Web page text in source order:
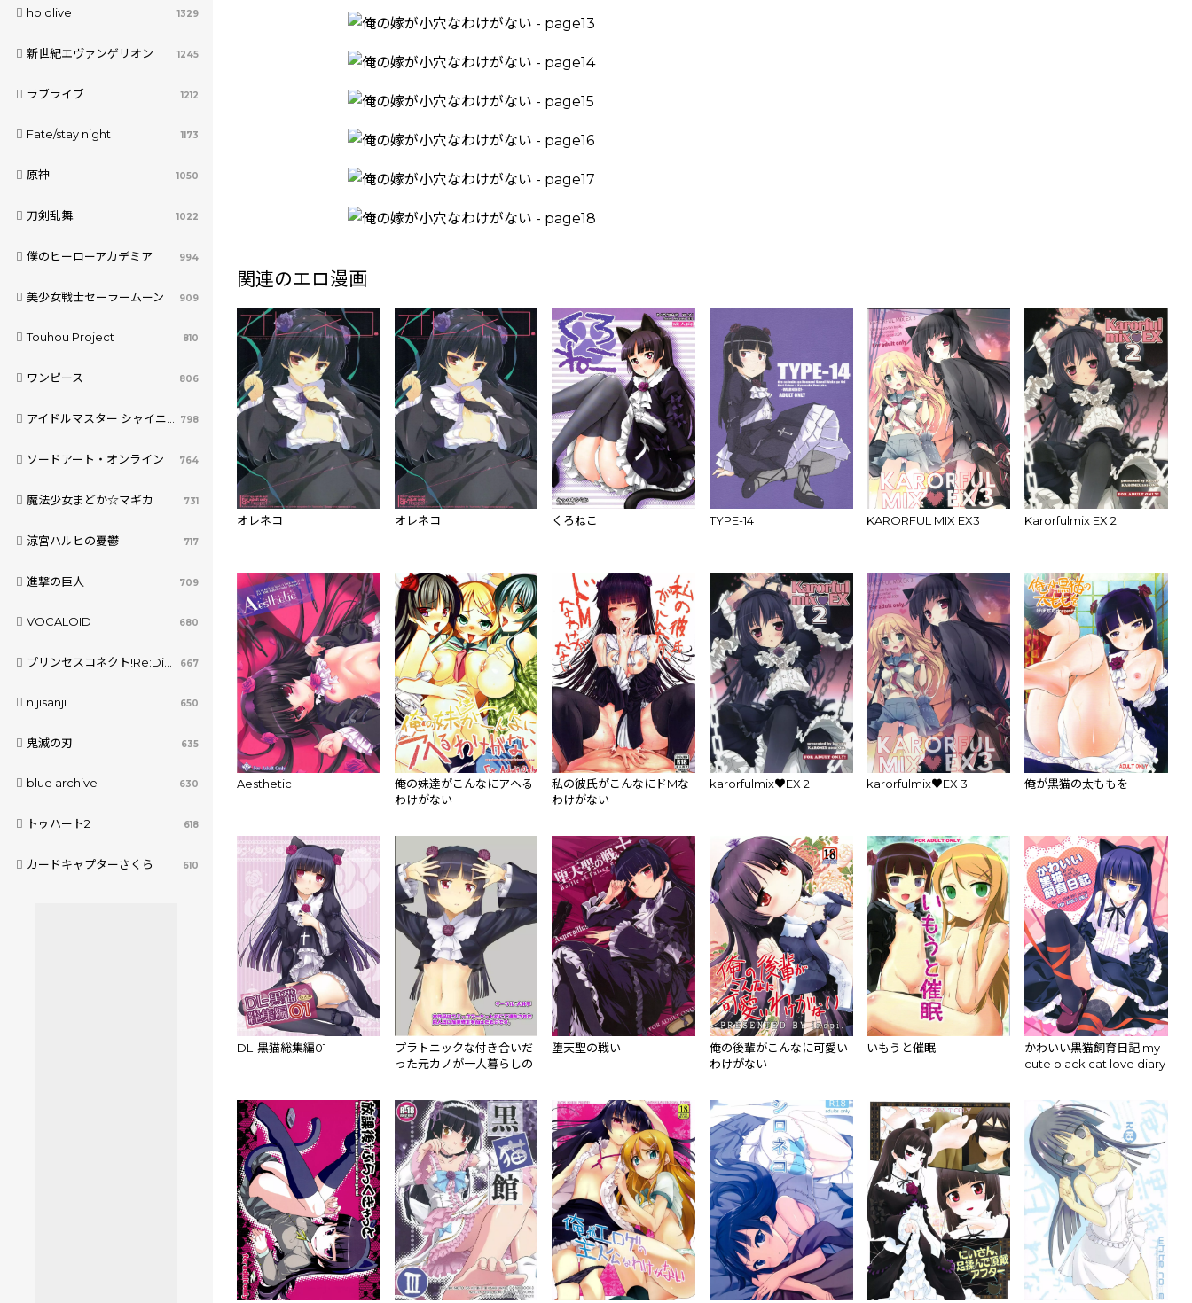
hololive 1329
新世紀エヴァンゲリオン 1245
ラブライブ 1212
Fate/stay night 1173
原神 1050
刀剣乱舞 1022
僕のヒーローアカデミア 994
美少女戦士セーラームーン 909
Touhou Project 810
ワンピース 806
アイドルマスター シャイニーカラーズ 798
ソードアート・オンライン 764
魔法少女まどか☆マギカ 731
涼宮ハルヒの憂鬱 717
進撃の巨人 709
VOCALOID 680
プリンセスコネクト!Re:Dive 667
nijisanji 650
鬼滅の刃 635
blue archive 630
トゥハート2 618
カードキャプターさくら 610
関連のエロ漫画
オレネコ オレネコ くろねこ TYPE-14 KARORFUL MIX EX3 Karorfulmix EX 2
Aesthetic
俺の妹達がこんなにアヘる
わけがない
私の彼氏がこんなにドMな
わけがない
karorfulmix♥EX 2 karorfulmix♥EX 3 俺が黒猫の太ももを
DL-黒猫総集編01
プラトニックな付き合いだ
った元カノが一人暮らしの
堕天聖の戦い
俺の後輩がこんなに可愛い
わけがない
いもうと催眠
かわいい黒猫飼育日記 my
cute black cat love diary